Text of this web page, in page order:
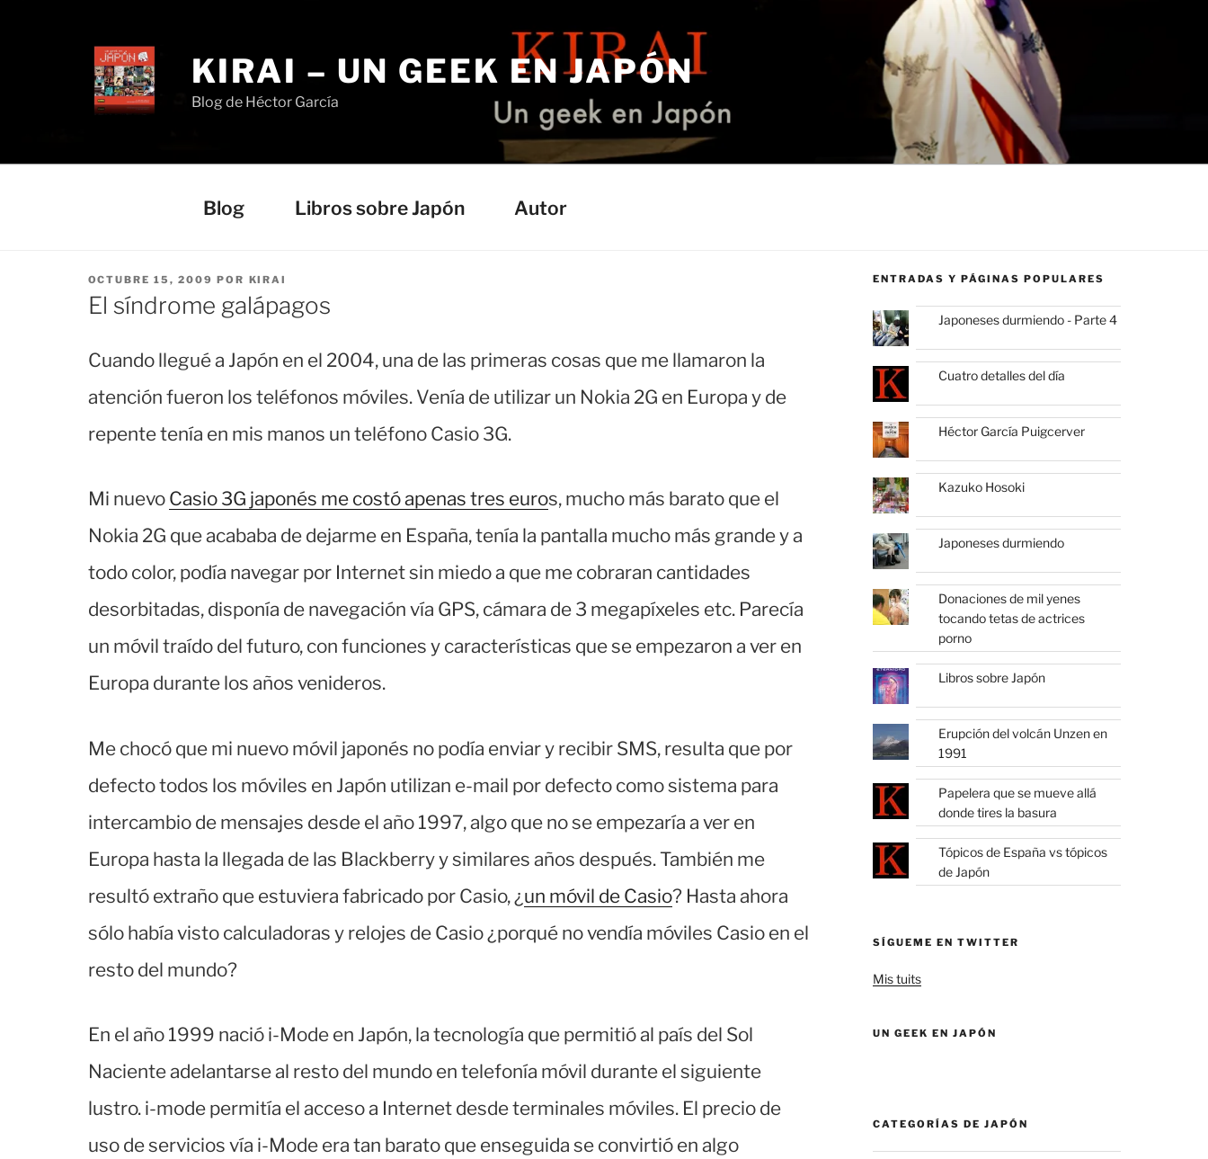
KIRAI – UN GEEK EN JAPÓN
Blog de Héctor García
Blog Libros sobre Japón Autor
PUBLICADO
EL
OCTUBRE 15, 2009 POR KIRAI
El síndrome galápagos
Cuando llegué a Japón en el 2004, una de las primeras cosas que me llamaron la
atención fueron los teléfonos móviles. Venía de utilizar un Nokia 2G en Europa y de
repente tenía en mis manos un teléfono Casio 3G.
Mi nuevo Casio 3G japonés me costó apenas tres euros, mucho más barato que el
Nokia 2G que acababa de dejarme en España, tenía la pantalla mucho más grande y a
todo color, podía navegar por Internet sin miedo a que me cobraran cantidades
desorbitadas, disponía de navegación vía GPS, cámara de 3 megapíxeles etc. Parecía
un móvil traído del futuro, con funciones y características que se empezaron a ver en
Europa durante los años venideros.
Me chocó que mi nuevo móvil japonés no podía enviar y recibir SMS, resulta que por
defecto todos los móviles en Japón utilizan e-mail por defecto como sistema para
intercambio de mensajes desde el año 1997, algo que no se empezaría a ver en
Europa hasta la llegada de las Blackberry y similares años después. También me
resultó extraño que estuviera fabricado por Casio, ¿ un móvil de Casio? Hasta ahora
sólo había visto calculadoras y relojes de Casio ¿porqué no vendía móviles Casio en el
resto del mundo?
En el año 1999 nació i-Mode en Japón, la tecnología que permitió al país del Sol
Naciente adelantarse al resto del mundo en telefonía móvil durante el siguiente
lustro. i-mode permitía el acceso a Internet desde terminales móviles. El precio de
uso de servicios vía i-Mode era tan barato que enseguida se convirtió en algo
ENTRADAS Y PÁGINAS POPULARES
Japoneses durmiendo - Parte 4
Cuatro detalles del día
Héctor García Puigcerver
Kazuko Hosoki
Japoneses durmiendo
Donaciones de mil yenes
tocando tetas de actrices
porno
Libros sobre Japón
Erupción del volcán Unzen en
1991
Papelera que se mueve allá
donde tires la basura
Tópicos de España vs tópicos
de Japón
SÍGUEME EN TWITTER
Mis tuits
UN GEEK EN JAPÓN
CATEGORÍAS DE JAPÓN